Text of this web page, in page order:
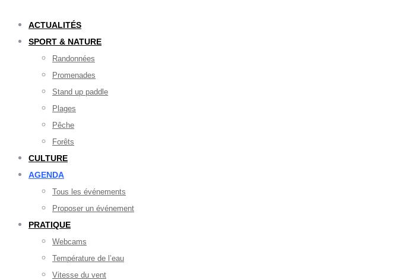
ACTUALITÉS
SPORT & NATURE
Randonnées
Promenades
Stand up paddle
Plages
Pêche
Forêts
CULTURE
AGENDA
Tous les événements
Proposer un événement
PRATIQUE
Webcams
Température de l’eau
Vitesse du vent